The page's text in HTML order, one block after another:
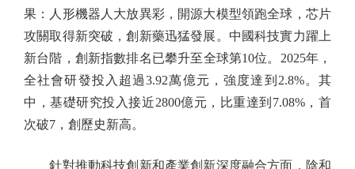
果：人形機器人大放異彩，開源大模型領跑全球，芯片
攻關取得新突破，創新藥迅猛發展。中國科技實力躍上
新台階，創新指數排名已攀升至全球第10位。2025年，
全社會研發投入超過3.92萬億元，強度達到2.8%。其
中，基礎研究投入接近2800億元，比重達到7.08%，首
次破7，創歷史新高。
針對推動科技創新和產業創新深度融合方面，陰和